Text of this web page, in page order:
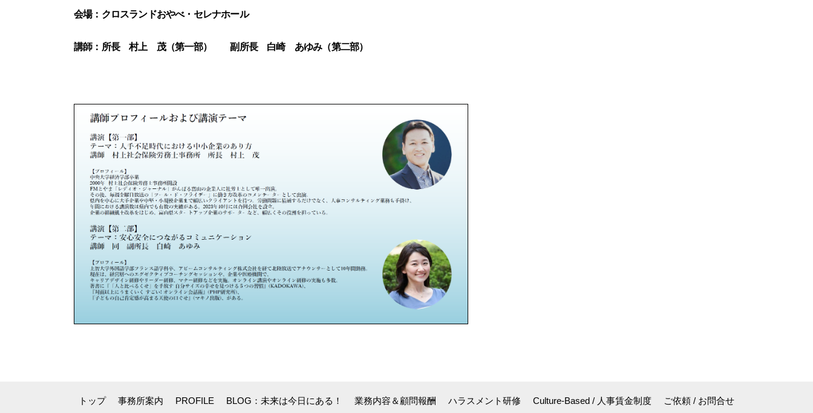
会場：クロスランドおやべ・セレナホール
講師：所長 村上 茂（第一部） 副所長 白崎 あゆみ（第二部）
トップ 事務所案内 PROFILE BLOG：未来は今日にある！ 業務内容＆顧問報酬 ハラスメント研修 Culture-Based / 人事賃金制度 ご依頼 / お問合せ